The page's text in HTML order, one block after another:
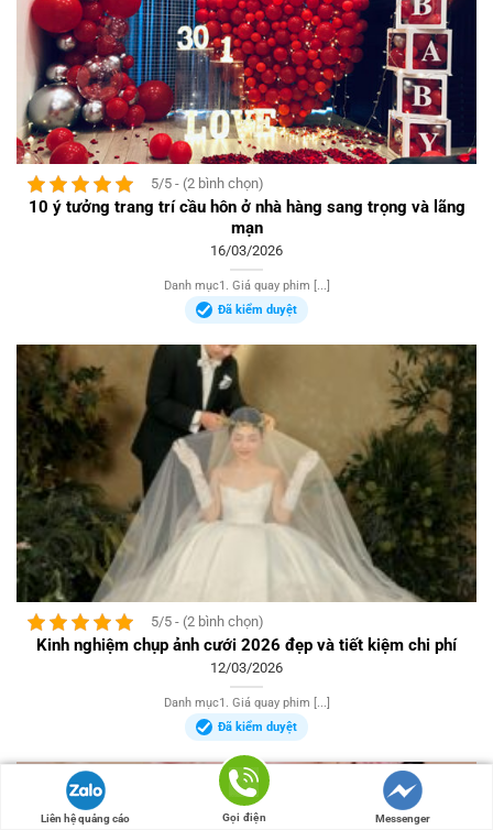
5/5 - (2 bình chọn)
10 ý tưởng trang trí cầu hôn ở nhà hàng sang trọng và lãng
mạn
16/03/2026
Danh mục1. Giá quay phim [...]
Đã kiểm duyệt
5/5 - (2 bình chọn)
Kinh nghiệm chụp ảnh cưới 2026 đẹp và tiết kiệm chi phí
12/03/2026
Danh mục1. Giá quay phim [...]
Đã kiểm duyệt
Liên hệ quảng cáo Gọi điện Messenger